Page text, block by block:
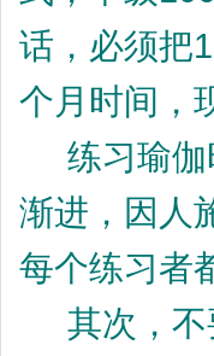
话，必须把
个月时间，
练习瑜伽
渐进，因人
每个练习者
其次，不